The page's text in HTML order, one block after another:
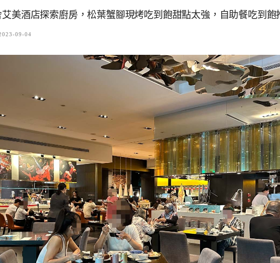
艾美酒店探索廚房，松葉蟹腳現烤吃到飽甜點太強，自助餐吃到飽
09-04